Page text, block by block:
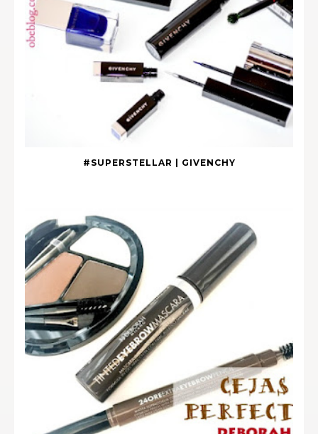
#SUPERSTELLAR | GIVENCHY